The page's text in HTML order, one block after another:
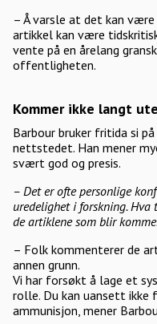
– Å varsle at det kan
artikkel kan være
vente på en årelang
offentligheten.
Kommer ikke langt
Barbour bruker fritida si
nettstedet. Han mener
svært god og presis.
– Det er ofte personlige
uredelighet i forskning.
de artiklene som blir
– Folk kommenterer de
annen grunn.
Vi har forsøkt å lage et
rolle. Du kan uansett ikke
ammunisjon, mener